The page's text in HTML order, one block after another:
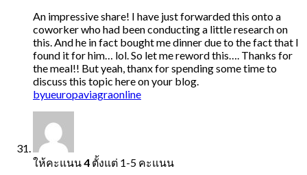
An impressive share! I have just forwarded this onto a
coworker who had been conducting a little research on
this. And he in fact bought me dinner due to the fact that I
found it for him… lol. So let me reword this…. Thanks for
the meal!! But yeah, thanx for spending some time to
discuss this topic here on your blog.
byueuropaviagraonline
ให้คะแนน4 ตั้งแต่ 1-5 คะแนน